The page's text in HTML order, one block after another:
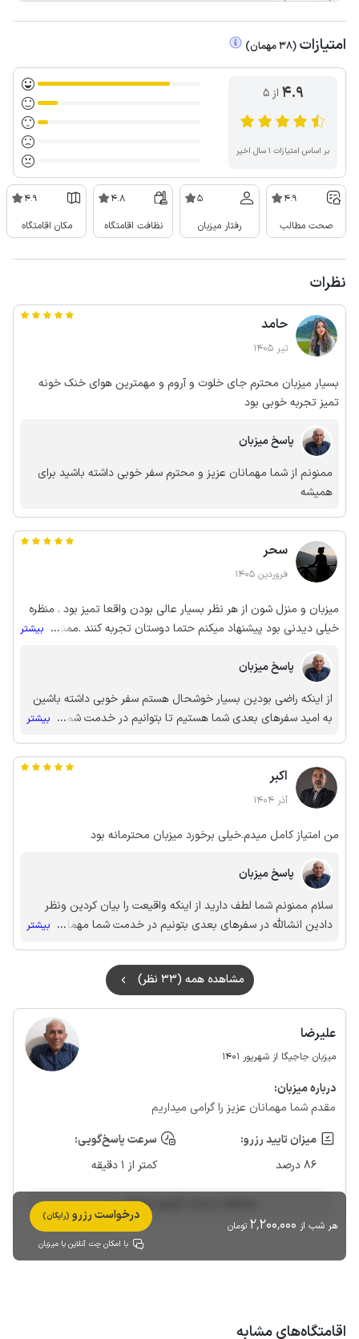
امتیازات (
38مهمان)
4.9 از ۵
بر اساس امتیازات ۱ سال اخیر
4.9
صحت مطالب
5
رفتار میزبان
4.8
نظافت اقامتگاه
4.9
مکان اقامتگاه
نظرات
حامد
تیر 1405
بسیار میزبان محترم جای خلوت و آروم و مهمترین هوای خنک خونه
تمیز تجربه خوبی بود
پاسخ میزبان
ممنونم از شما مهمانان عزیز و محترم سفر خوبی داشته باشید برای
همیشه
سحر
فروردین 1405
میزبان و منزل شون از هر نظر بسیار عالی بودن واقعا تمیز بود . منظره
خیلی دیدنی بود پیشنهاد میکنم حتما دوستان تجربه کنند .ممنونم از
به امید دیدار
... بیشتر
پاسخ میزبان
از اینکه راضی بودین بسیار خوشحال هستم سفر خوبی داشته باشین
به امید سفرهای بعدی شما هستیم تا بتوانیم در خدمت شما بزگوار
... بیشتر
اکبر
آذر 1404
من امتیاز کامل میدم.خیلی برخورد میزبان محترمانه بود
پاسخ میزبان
سلام ممنونم شما لطف دارید از اینکه واقیعت را بیان کردین ونظر
دادین انشالله در سفرهای بعدی بتونیم در خدمت شما مهمانان
... بیشتر
مشاهده همه (33 نظر)
علیرضا
میزبان جاجیگا از شهریور 1401
درباره‌ میزبان:
مقدم شما مهمانان عزیز را گرامی میداریم
میزان تایید رزرو:
86 درصد
سرعت پاسخ‌گویی:
کمتر از 1 دقیقه
مشاهده حساب کاربری میزبان
هر شب از 2٬200٬000 تومان
درخواست رزرو (رایگان)
با امکان چت آنلاین با میزبان
اقامتگاه‌های مشابه